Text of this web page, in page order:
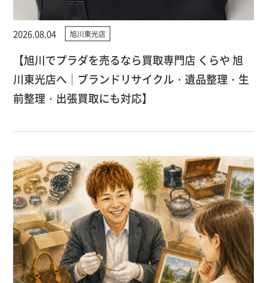
2026.08.04 旭川東光店
【旭川でプラダを売るなら買取専門店 くらや 旭
川東光店へ｜ブランドリサイクル・遺品整理・生
前整理・出張買取にも対応】